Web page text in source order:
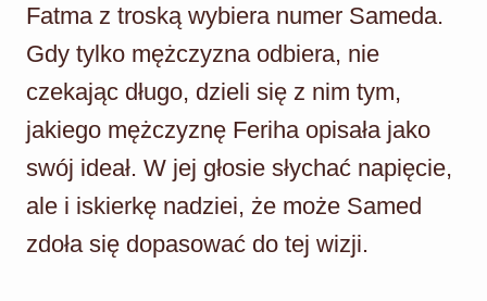
Fatma z troską wybiera numer Sameda.
Gdy tylko mężczyzna odbiera, nie
czekając długo, dzieli się z nim tym,
jakiego mężczyznę Feriha opisała jako
swój ideał. W jej głosie słychać napięcie,
ale i iskierkę nadziei, że może Samed
zdoła się dopasować do tej wizji.